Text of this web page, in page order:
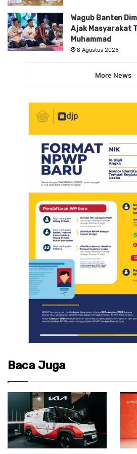
Wagub Banten
Ajak Masyarakat
Muhammad
8 Agustus 2026
More News
Baca Juga